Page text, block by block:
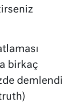
birkaç
demlendi